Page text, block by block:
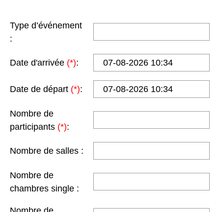
Type d’événement
:
Date d'arrivée (*):
Date de départ (*):
Nombre de
participants (*):
Nombre de salles :
Nombre de
chambres single :